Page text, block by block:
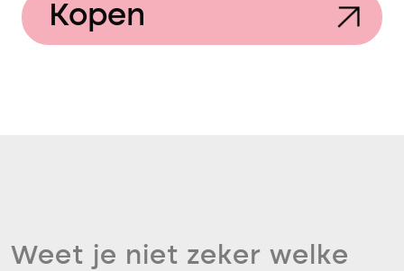
Kopen
Weet je niet zeker welke